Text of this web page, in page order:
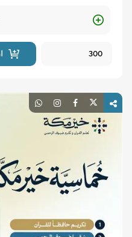
Quantity